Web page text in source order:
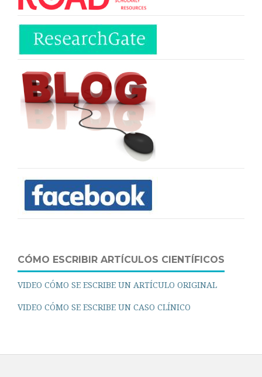
CÓMO ESCRIBIR ARTÍCULOS CIENTÍFICOS
VIDEO CÓMO SE ESCRIBE UN ARTÍCULO ORIGINAL
VIDEO CÓMO SE ESCRIBE UN CASO CLÍNICO